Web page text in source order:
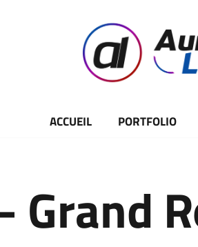
ACCUEIL PORTFOLIO
Grand